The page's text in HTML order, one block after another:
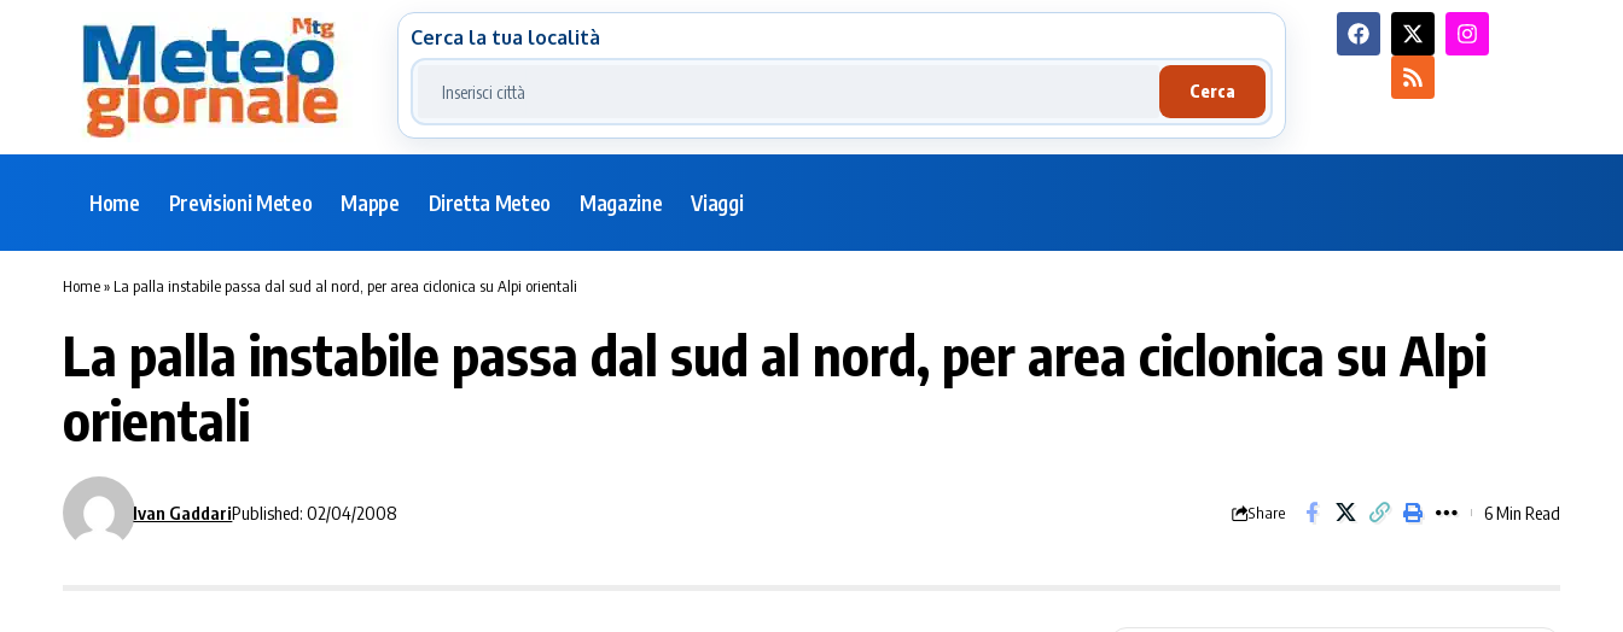
Cerca la tua località
Cerca
Home Previsioni Meteo Mappe Diretta Meteo Magazine Viaggi
Home»La palla instabile passa dal sud al nord, per area ciclonica su Alpi orientali
La palla instabile passa dal sud al nord, per area ciclonica su Alpi
orientali
Ivan GaddariPublished: 02/04/2008 Share 6 Min Read